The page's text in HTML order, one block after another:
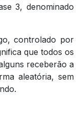
3, denominado
controlado por
que todos os
receberão a
aleatória, sem